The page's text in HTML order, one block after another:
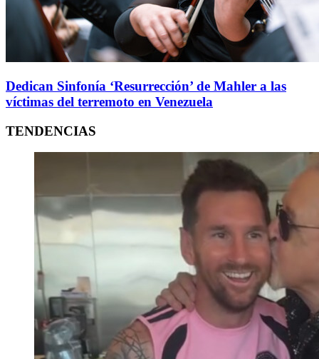
Dedican Sinfonía ‘Resurrección’ de Mahler a las
víctimas del terremoto en Venezuela
TENDENCIAS